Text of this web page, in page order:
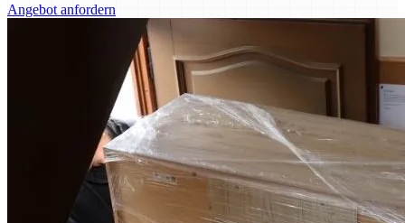
Angebot anfordern